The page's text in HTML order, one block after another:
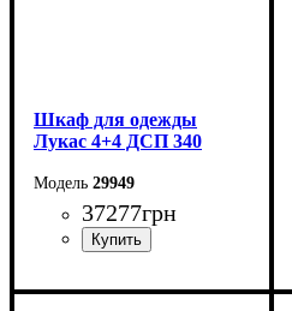
Шкаф для одежды
Лукас 4+4 ДСП 340
29949
37277грн
Ширина: 340 см